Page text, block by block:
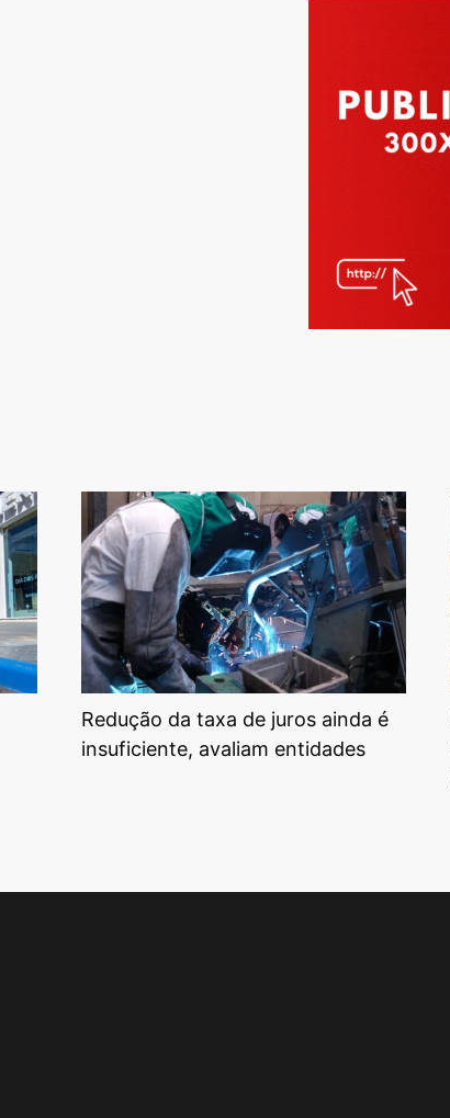
Redução da taxa de juros ainda é
insuficiente, avaliam entidades